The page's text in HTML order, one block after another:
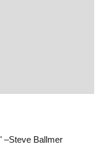
–Steve Ballmer